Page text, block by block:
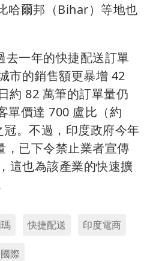
哈爾邦（Bihar）等地也
一年的快捷配送訂單
市的銷售額更暴增 42
約 82 萬筆的訂單量仍
單價達 700 盧比（約
。不過，印度政府今年
，已下令禁止業者宣傳
這也為該產業的快速擴
快捷配送 印度電商
國際